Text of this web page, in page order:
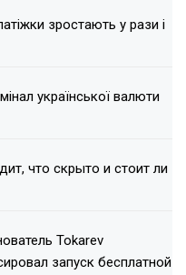
зростають у рази і
української валюти
что скрыто и стоит ли
Tokarev
запуск бесплатной